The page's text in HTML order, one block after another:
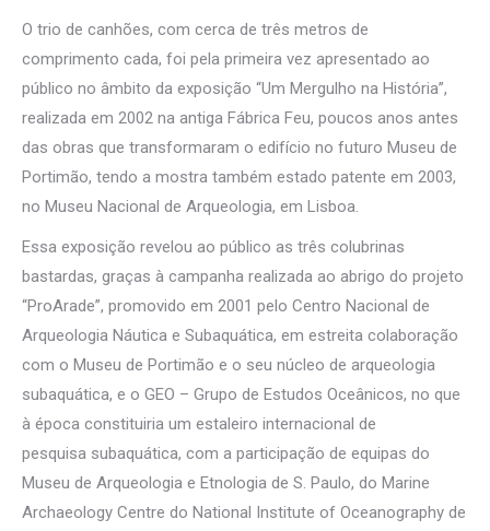
O trio de canhões, com cerca de três metros de
comprimento cada, foi pela primeira vez apresentado ao
público no âmbito da exposição “Um Mergulho na História”,
realizada em 2002 na antiga Fábrica Feu, poucos anos antes
das obras que transformaram o edifício no futuro Museu de
Portimão, tendo a mostra também estado patente em 2003,
no Museu Nacional de Arqueologia, em Lisboa.
Essa exposição revelou ao público as três colubrinas
bastardas, graças à campanha realizada ao abrigo do projeto
“ProArade”, promovido em 2001 pelo Centro Nacional de
Arqueologia Náutica e Subaquática, em estreita colaboração
com o Museu de Portimão e o seu núcleo de arqueologia
subaquática, e o GEO – Grupo de Estudos Oceânicos, no que
à época constituiria um estaleiro internacional de
pesquisa subaquática, com a participação de equipas do
Museu de Arqueologia e Etnologia de S. Paulo, do Marine
Archaeology Centre do National Institute of Oceanography de